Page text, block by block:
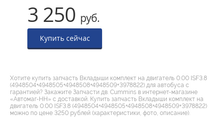
3 250 руб.
Купить сейчас
Хотите купить запчасть Вкладыши комплект на двигатель 0.00 ISF3.8
(4948504+4948505+4948508+4948509+3978822) для автобуса с
гарантией? Закажите Запчасти дв. Cummins в интернет-магазине
«Автомаг-НН» с доставкой. Купить запчасть Вкладыши комплект на
двигатель 0.00 ISF3.8 (4948504+4948505+4948508+4948509+3978822)
можно по цене 3250 рублей (характеристики, фото, описание).